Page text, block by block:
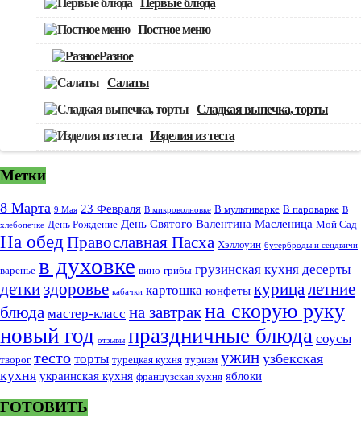
Постное меню
Разное
Салаты
Сладкая выпечка, торты
Изделия из теста
Метки
8 Марта 9 Мая 23 Февраля В микроволновке В мультиварке В пароварке В
хлебопечке День Рождение День Святого Валентина Масленица Мой Сад
На обед Православная Пасха Хэллоуин бутерброды и сендвичи
варенье в духовке вино грибы грузинская кухня десерты
деткиздоровье кабачки картошка конфеты курица летние
блюда мастер-класс на завтракна скорую руку
новый год отзывы праздничные блюда соусы
творог тесто торты турецкая кухня туризм ужин узбекская
кухня украинская кухня французская кухня яблоки
ГОТОВИТЬ